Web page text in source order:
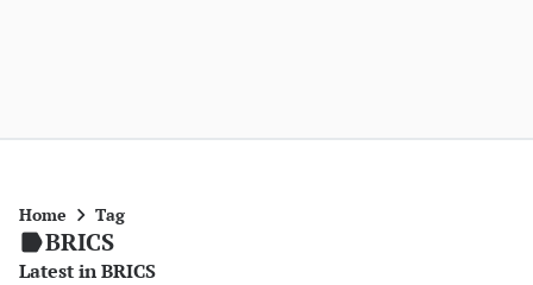
Home Tag
BRICS
Latest in BRICS